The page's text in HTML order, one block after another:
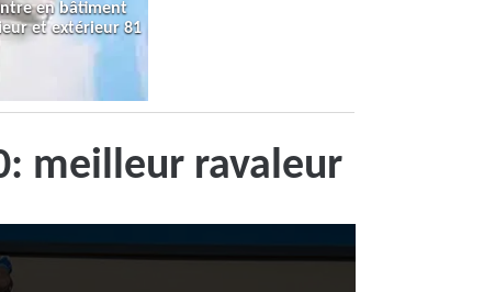
en bâtiment
et extérieur 81
meilleur ravaleur